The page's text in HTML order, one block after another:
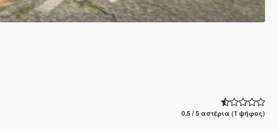
0.5 / 5 αστέρια (1 ψήφος)